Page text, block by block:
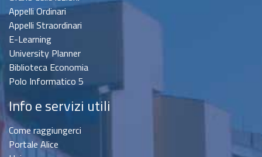
Appelli Ordinari
Appelli Straordinari
E-Learning
University Planner
Biblioteca Economia
Polo Informatico 5
Info e servizi utili
Come raggiungerci
Portale Alice